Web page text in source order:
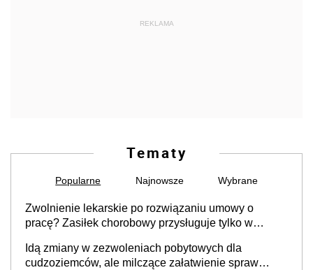
REKLAMA
Tematy
Popularne Najnowsze Wybrane
Zwolnienie lekarskie po rozwiązaniu umowy o
pracę? Zasiłek chorobowy przysługuje tylko w
stosunku pracy
Idą zmiany w zezwoleniach pobytowych dla
cudzoziemców, ale milczące załatwienie spraw